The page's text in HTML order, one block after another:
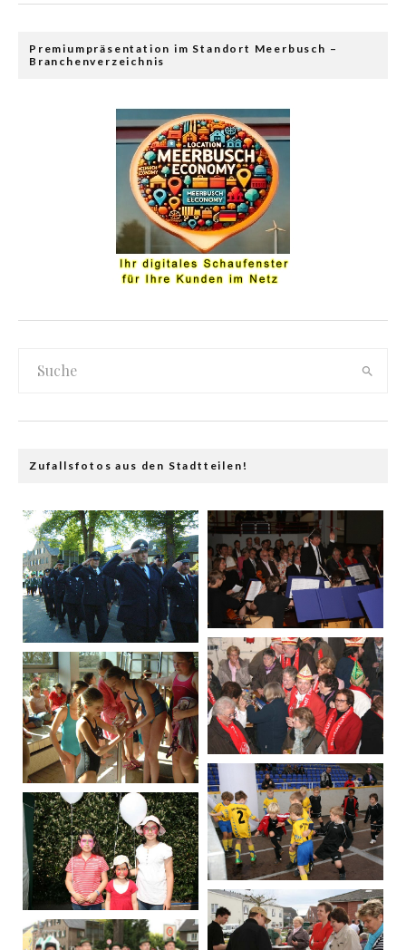
Premiumpräsentation im Standort Meerbusch –
Branchenverzeichnis
Zufallsfotos aus den Stadtteilen!